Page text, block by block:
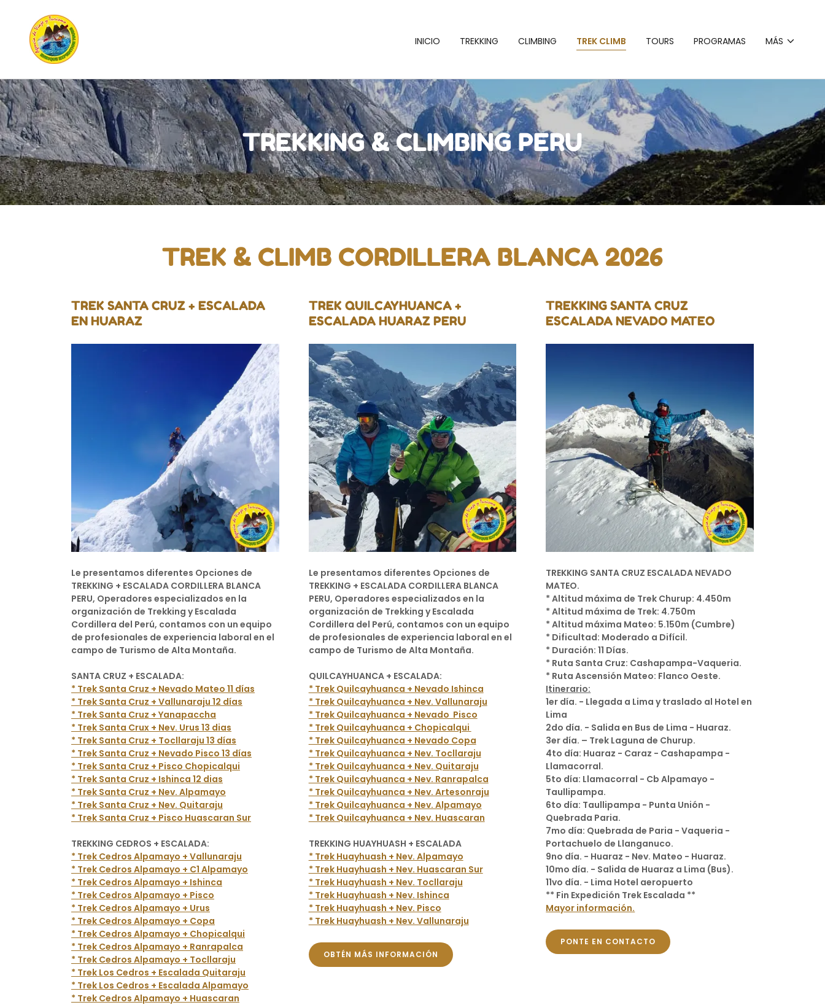
INICIO TREKKING CLIMBING TREK CLIMB TOURS PROGRAMAS MÁS
TREKKING & CLIMBING PERU
TREK & CLIMB CORDILLERA BLANCA 2026
TREK SANTA CRUZ + ESCALADA
EN HUARAZ
Le presentamos diferentes Opciones de
TREKKING + ESCALADA CORDILLERA BLANCA
PERU, Operadores especializados en la
organización de Trekking y Escalada
Cordillera del Perú, contamos con un equipo
de profesionales de experiencia laboral en el
campo de Turismo de Alta Montaña.
SANTA CRUZ + ESCALADA:
* Trek Santa Cruz + Nevado Mateo 11 días
* Trek Santa Cruz + Vallunaraju 12 días
* Trek Santa Cruz + Yanapaccha
* Trek Santa Crux + Nev. Urus 13 dias
* Trek Santa Cruz + Tocllaraju 13 días
* Trek Santa Cruz + Nevado Pisco 13 días
* Trek Santa Cruz + Pisco Chopicalqui
* Trek Santa Cruz + Ishinca 12 dias
* Trek Santa Cruz + Nev. Alpamayo
* Trek Santa Cruz + Nev. Quitaraju
* Trek Santa Cruz + Pisco Huascaran Sur
TREKKING CEDROS + ESCALADA:
* Trek Cedros Alpamayo + Vallunaraju
* Trek Cedros Alpamayo + C1 Alpamayo
* Trek Cedros Alpamayo + Ishinca
* Trek Cedros Alpamayo + Pisco
* Trek Cedros Alpamayo + Urus
* Trek Cedros Alpamayo + Copa
* Trek Cedros Alpamayo + Chopicalqui
* Trek Cedros Alpamayo + Ranrapalca
* Trek Cedros Alpamayo + Tocllaraju
* Trek Los Cedros + Escalada Quitaraju
* Trek Los Cedros + Escalada Alpamayo
* Trek Cedros Alpamayo + Huascaran
TREK QUILCAYHUANCA +
ESCALADA HUARAZ PERU
Le presentamos diferentes Opciones de
TREKKING + ESCALADA CORDILLERA BLANCA
PERU, Operadores especializados en la
organización de Trekking y Escalada
Cordillera del Perú, contamos con un equipo
de profesionales de experiencia laboral en el
campo de Turismo de Alta Montaña.
QUILCAYHUANCA + ESCALADA:
* Trek Quilcayhuanca + Nevado Ishinca
* Trek Quilcayhuanca + Nev. Vallunaraju
* Trek Quilcayhuanca + Nevado Pisco
* Trek Quilcayhuanca + Chopicalqui
* Trek Quilcayhuanca + Nevado Copa
* Trek Quilcayhuanca + Nev. Tocllaraju
* Trek Quilcayhuanca + Nev. Quitaraju
* Trek Quilcayhuanca + Nev. Ranrapalca
* Trek Quilcayhuanca + Nev. Artesonraju
* Trek Quilcayhuanca + Nev. Alpamayo
* Trek Quilcayhuanca + Nev. Huascaran
TREKKING HUAYHUASH + ESCALADA
* Trek Huayhuash + Nev. Alpamayo
* Trek Huayhuash + Nev. Huascaran Sur
* Trek Huayhuash + Nev. Tocllaraju
* Trek Huayhuash + Nev. Ishinca
* Trek Huayhuash + Nev. Pisco
* Trek Huayhuash + Nev. Vallunaraju
OBTÉN MÁS INFORMACIÓN
TREKKING SANTA CRUZ
ESCALADA NEVADO MATEO
TREKKING SANTA CRUZ ESCALADA NEVADO
MATEO.
* Altitud máxima de Trek Churup: 4.450m
* Altitud máxima de Trek: 4.750m
* Altitud máxima Mateo: 5.150m (Cumbre)
* Dificultad: Moderado a Difícil.
* Duración: 11 Días.
* Ruta Santa Cruz: Cashapampa-Vaqueria.
* Ruta Ascensión Mateo: Flanco Oeste.
Itinerario:
1er día. - Llegada a Lima y traslado al Hotel en
Lima
2do día. - Salida en Bus de Lima - Huaraz.
3er día. – Trek Laguna de Churup.
4to día: Huaraz - Caraz - Cashapampa -
Llamacorral.
5to día: Llamacorral - Cb Alpamayo -
Taullipampa.
6to día: Taullipampa - Punta Unión -
Quebrada Paria.
7mo día: Quebrada de Paria - Vaqueria -
Portachuelo de Llanganuco.
9no día. - Huaraz - Nev. Mateo - Huaraz.
10mo día. - Salida de Huaraz a Lima (Bus).
11vo día. - Lima Hotel aeropuerto
** Fin Expedición Trek Escalada **
Mayor información.
PONTE EN CONTACTO